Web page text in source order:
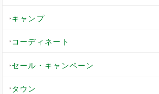
キャンプ
コーディネート
セール・キャンペーン
タウン